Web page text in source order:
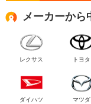
メーカーから
レクサス トヨタ
ダイハツ マツダ